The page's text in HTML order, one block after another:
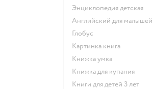
энциклопедия детская
английский для малышей
глобус
картинка книга
книжка умка
книжка для купания
книги для детей 3 лет